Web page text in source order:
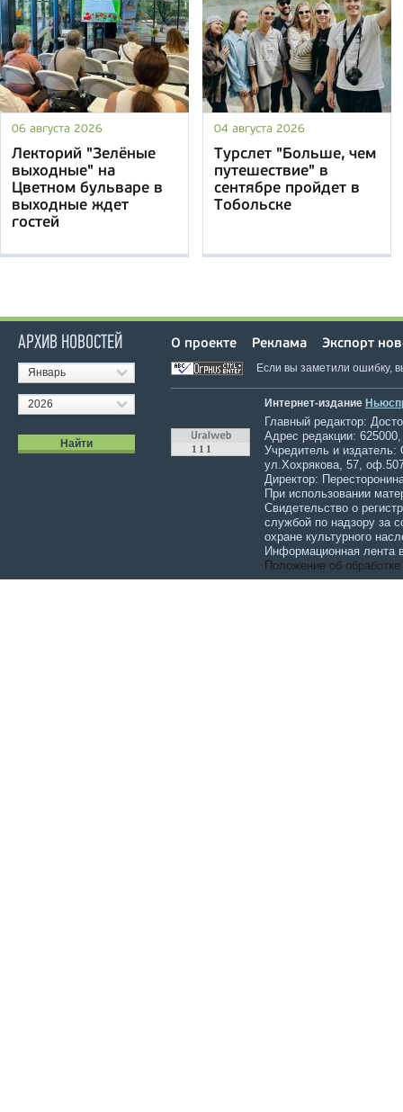
06 августа 2026
Лекторий "Зелёные
выходные" на
Цветном бульваре в
выходные ждет
гостей
04 августа 2026
Турслет "Больше, чем
путешествие" в
сентябре пройдет в
Тобольске
АРХИВ НОВОСТЕЙ
Январь
2026
О проекте Реклама Экспорт
Если вы заметили ошибку,
Интернет-издание
Главный редактор:
Адрес редакции:
Учредитель и
ул.Хохрякова, 57,
Директор:
При использовании
Свидетельство о
службой по надзору за
охране культурного
Информационная лента
Положение об